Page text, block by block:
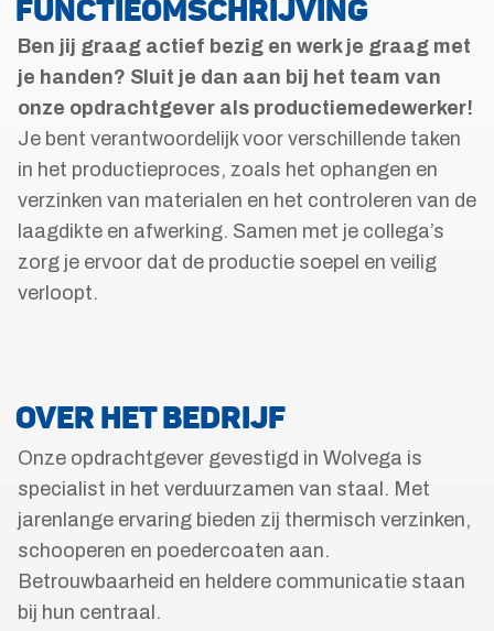
FUNCTIEOMSCHRIJVING
Ben jij graag actief bezig en werk je graag met
je handen? Sluit je dan aan bij het team van
onze opdrachtgever als productiemedewerker!
Je bent verantwoordelijk voor verschillende taken
in het productieproces, zoals het ophangen en
verzinken van materialen en het controleren van de
laagdikte en afwerking. Samen met je collega’s
zorg je ervoor dat de productie soepel en veilig
verloopt.
OVER HET BEDRIJF
Onze opdrachtgever gevestigd in Wolvega is
specialist in het verduurzamen van staal. Met
jarenlange ervaring bieden zij thermisch verzinken,
schooperen en poedercoaten aan.
Betrouwbaarheid en heldere communicatie staan
bij hun centraal.